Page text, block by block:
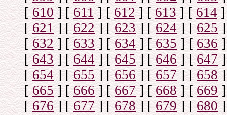
[ 610] [611] [612] [613] [614]
[621] [622] [623] [624] [625]
[632] [633] [634] [635] [ 636]
[643] [644] [645] [646] [647]
[654] [655] [656] [657] [658]
[665] [666] [667] [668] [669]
[676] [677] [678] [679] [680]